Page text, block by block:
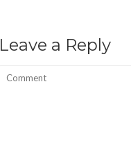
Leave a Reply